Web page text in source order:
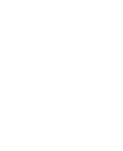
in
&
van